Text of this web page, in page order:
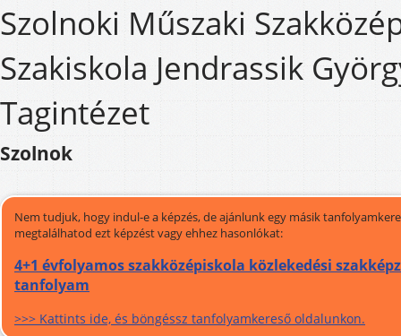
Szolnoki Műszaki
Szakiskola Jendrassik
Tagintézet
Szolnok
Nem tudjuk, hogy indul-e a képzés, de ajánlunk egy másik
megtalálhatod ezt képzést vagy ehhez hasonlókat:
4+1 évfolyamos szakközépiskola közlekedési
tanfolyam
>>> Kattints ide, és böngéssz tanfolyamkereső oldalunkon.